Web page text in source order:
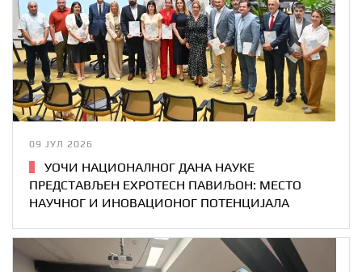
09 ЈУЛ 2026
УОЧИ НАЦИОНАЛНОГ ДАНА НАУКЕ
ПРЕДСТАВЉЕН EXPOTECH ПАВИЉОН: МЕСТО
НАУЧНОГ И ИНОВАЦИОНОГ ПОТЕНЦИЈАЛА